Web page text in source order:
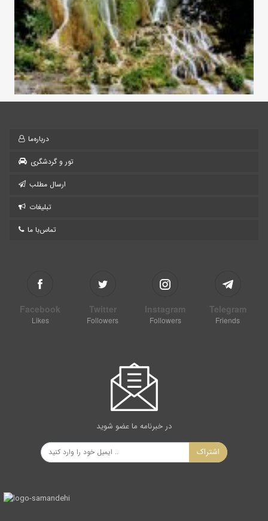
درباره‌ما
تور و گردشگری
ارسال مطلب
تبلیغات
تماس‌با ما
Facebook
Likes
Twitter
Followers
Instagram
Followers
Telegram
Friends
در خبرنامه ما عضو شوید
اشتراک